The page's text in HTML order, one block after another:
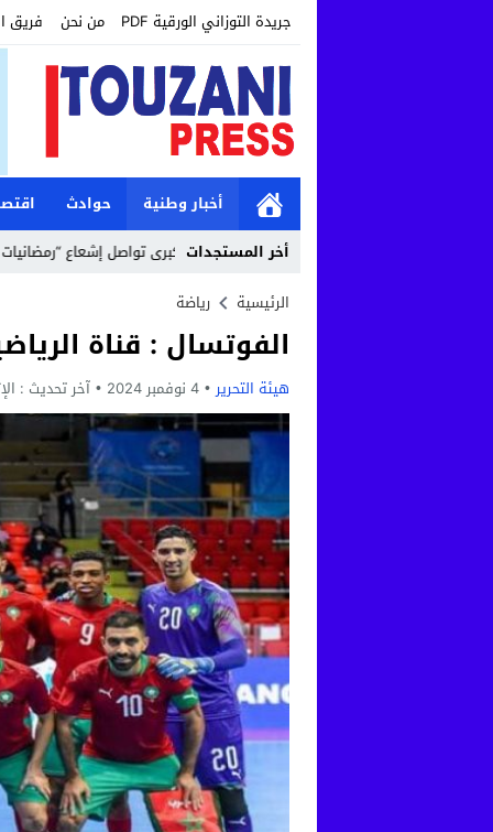
جريدة التوزاني الورقية PDF من نحن فريق
أخبار وطنية حوادث
أخر المستجدات
مؤسسة طنجة الكبرى تواصل إشعاع “رمضانيات طنجة الكبرى”
الرئيسية
رياضة
الفوتسال : قناة
هيئة التحرير 4 نوفمبر 2024 آخر تحديث :